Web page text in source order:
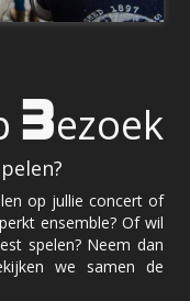
Bezoek
op jullie concert of
ensemble? Of wil
spelen? Neem dan
we samen de